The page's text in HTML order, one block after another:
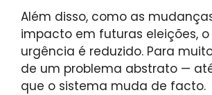
Além disso, como as
impacto em futuras eleições, o
urgência é reduzido. Para
de um problema abstrato —
que o sistema muda de facto.